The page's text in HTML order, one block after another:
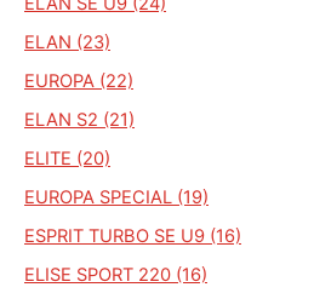
ELAN (23)
EUROPA (22)
ELAN S2 (21)
ELITE (20)
EUROPA SPECIAL (19)
ESPRIT TURBO SE U9 (16)
ELISE SPORT 220 (16)